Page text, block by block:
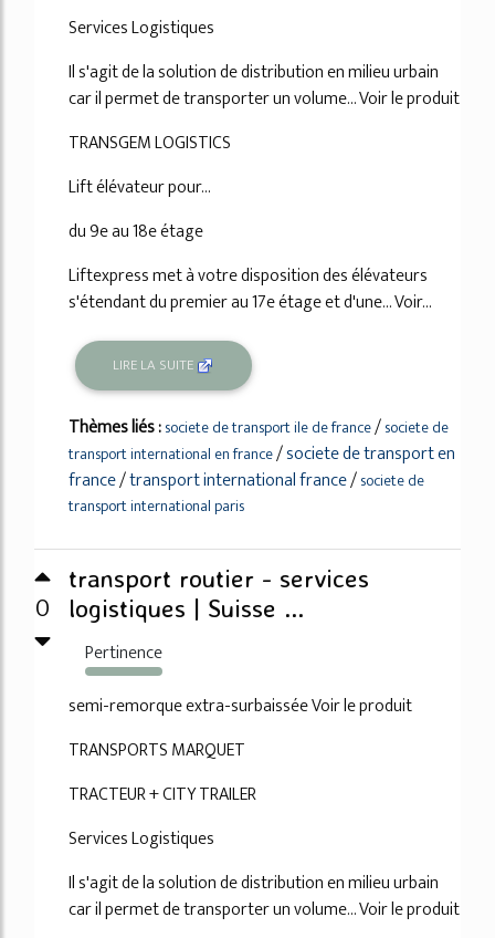
Services Logistiques
Il s'agit de la solution de distribution en milieu urbain
car il permet de transporter un volume... Voir le produit
TRANSGEM LOGISTICS
Lift élévateur pour...
du 9e au 18e étage
Liftexpress met à votre disposition des élévateurs
s'étendant du premier au 17e étage et d'une... Voir...
LIRE LA SUITE
Thèmes liés :societe de transport ile de france/societe de
transport international en france/societe de transport en
france/transport international france/societe de
transport international paris
0
transport routier - services
logistiques | Suisse ...
Pertinence
114%
semi-remorque extra-surbaissée Voir le produit
TRANSPORTS MARQUET
TRACTEUR + CITY TRAILER
Services Logistiques
Il s'agit de la solution de distribution en milieu urbain
car il permet de transporter un volume... Voir le produit